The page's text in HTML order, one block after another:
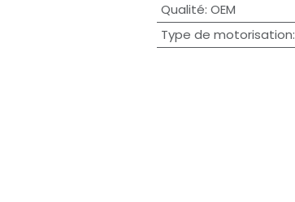
Qualité: OEM
Type de motorisation: